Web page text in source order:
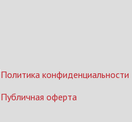
Политика конфиденциальности
Публичная оферта